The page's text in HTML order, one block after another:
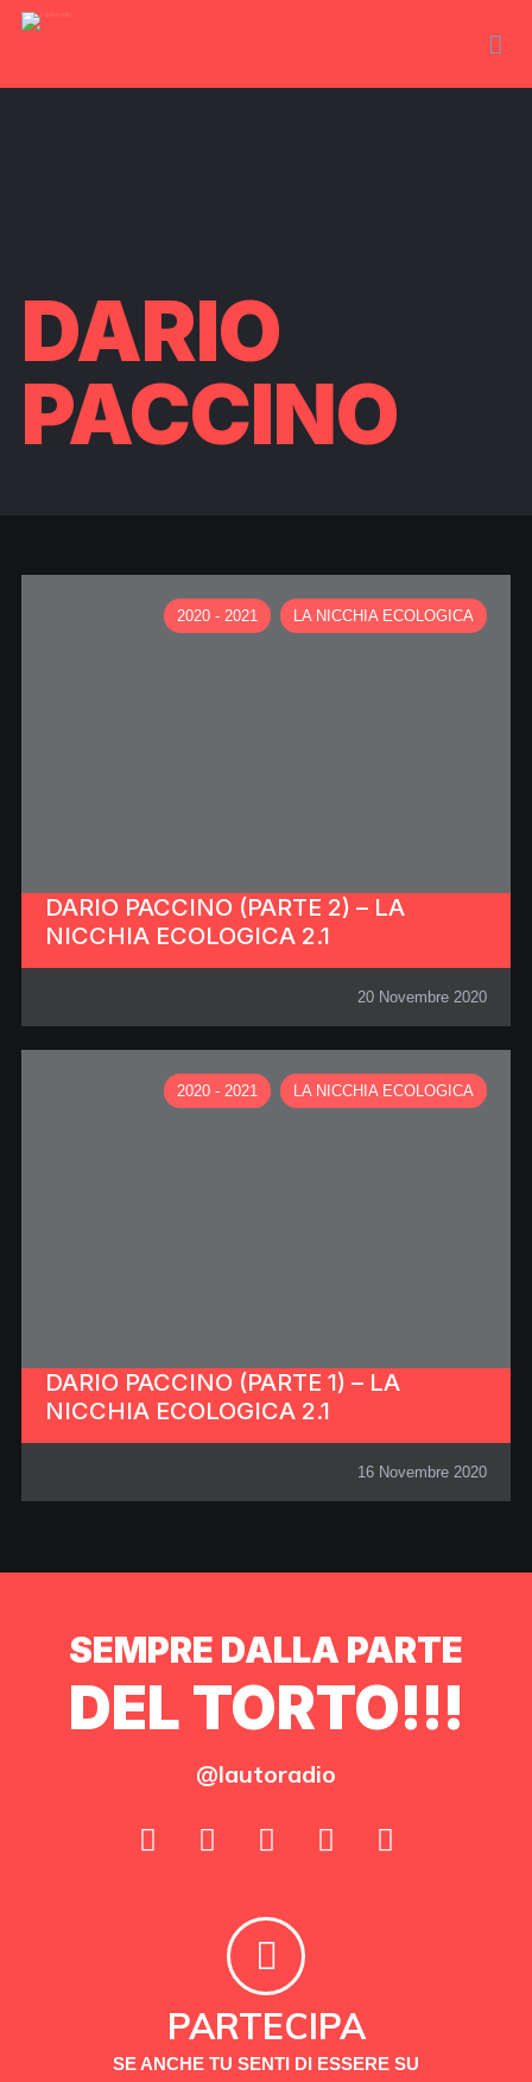
DARIO
PACCINO
2020 - 2021 LA NICCHIA ECOLOGICA
DARIO PACCINO (PARTE 2) – LA
NICCHIA ECOLOGICA 2.1
20 Novembre 2020
2020 - 2021 LA NICCHIA ECOLOGICA
DARIO PACCINO (PARTE 1) – LA
NICCHIA ECOLOGICA 2.1
16 Novembre 2020
SEMPRE DALLA PARTE
DEL TORTO!!!
@lautoradio
PARTECIPA
SE ANCHE TU SENTI DI ESSERE SU